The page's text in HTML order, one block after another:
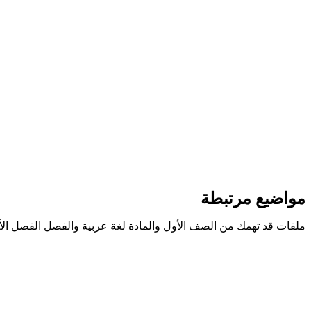
مواضيع مرتبطة
ملفات قد تهمك من الصف الأول والمادة لغة عربية والفصل الفصل